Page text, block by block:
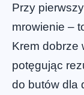
Przy
mrowienie –
Krem dobrze
potęgując
do butów dla